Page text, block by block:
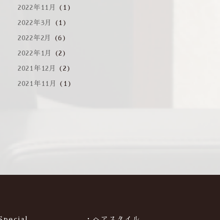
2022年11月 (1)
2022年3月 (1)
2022年2月 (6)
2022年1月 (2)
2021年12月 (2)
2021年11月 (1)